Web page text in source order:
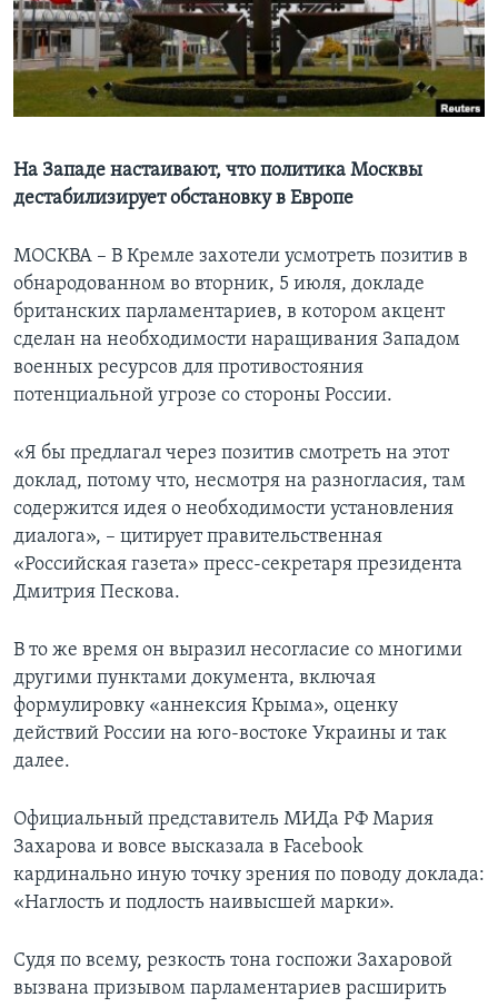
Learning English
СОЦИАЛЬНЫЕ СЕТИ
Языки
На Западе настаивают, что политика Москвы
дестабилизирует обстановку в Европе
МОСКВА – В Кремле захотели усмотреть позитив в
обнародованном во вторник, 5 июля, докладе
британских парламентариев, в котором акцент
сделан на необходимости наращивания Западом
военных ресурсов для противостояния
потенциальной угрозе со стороны России.
«Я бы предлагал через позитив смотреть на этот
доклад, потому что, несмотря на разногласия, там
содержится идея о необходимости установления
диалога», – цитирует правительственная
«Российская газета» пресс-секретаря президента
Дмитрия Пескова.
В то же время он выразил несогласие со многими
другими пунктами документа, включая
формулировку «аннексия Крыма», оценку
действий России на юго-востоке Украины и так
далее.
Официальный представитель МИДа РФ Мария
Захарова и вовсе высказала в Facebook
кардинально иную точку зрения по поводу доклада:
«Наглость и подлость наивысшей марки».
Судя по всему, резкость тона госпожи Захаровой
вызвана призывом парламентариев расширить